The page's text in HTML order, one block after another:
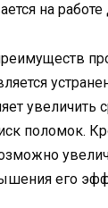
на работе
увеличить
поломок.
его